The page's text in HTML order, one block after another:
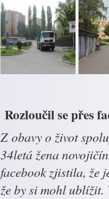
Rozloučil se přes
Z obavy o život
34letá žena
facebook zjistila, že
že by si mohl